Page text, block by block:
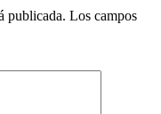
publicada. Los campos